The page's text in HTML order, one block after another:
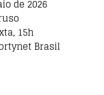
de 2026
15h
Brasil